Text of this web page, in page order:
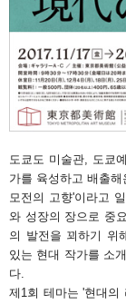
도쿄도 미술관, 도쿄
가를 육성하고 배출
모전의 고향'이라고
와 성장의 장으로 중
의 발전을 꾀하기 위
있는 현대 작가를 소
다.
제1회 테마는 '현대의